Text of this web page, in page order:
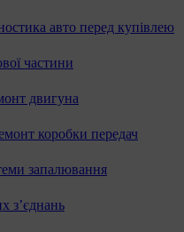
авто перед купівлею
частини
двигуна
коробки передач
запалювання
з’єднань